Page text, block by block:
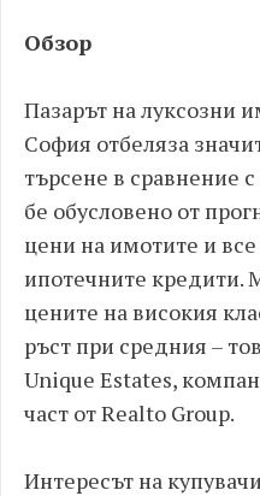
Обзор
Пазарът на луксозни
София отбеляза
търсене в сравнение
бе обусловено от
цени на имотите и
ипотечните кредити.
цените на високия
ръст при средния –
Unique Estates,
част от Realto Group.
Интересът на